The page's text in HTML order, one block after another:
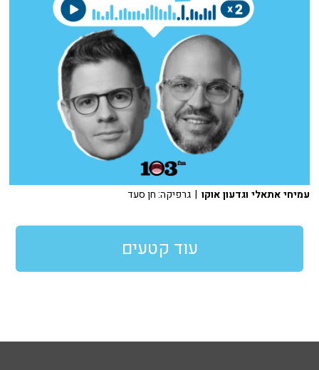
עמיחי אתאלי וגדעון אוקו | גרפיקה: חן סעד
עוד קטעים